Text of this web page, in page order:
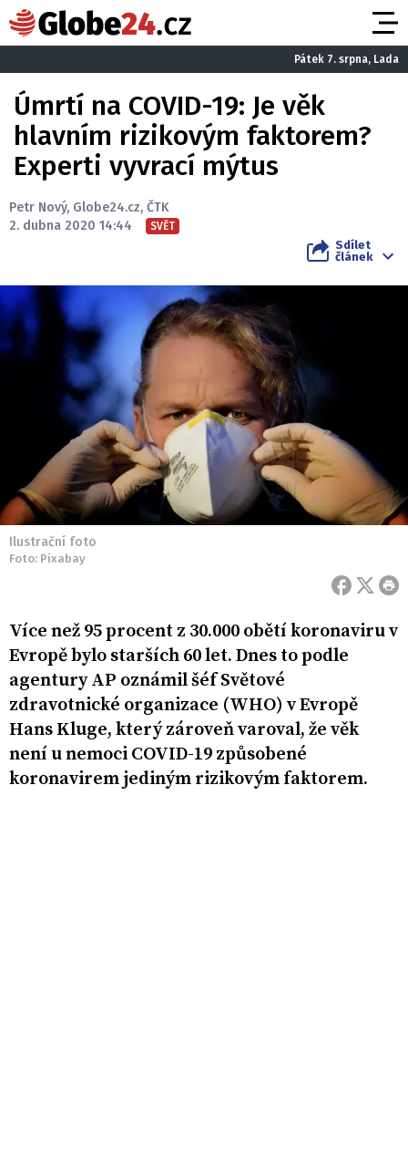
Pátek 7. srpna, Lada
Úmrtí na COVID-19: Je věk
hlavním rizikovým faktorem?
Experti vyvrací mýtus
Petr Nový, Globe24.cz, ČTK
2. dubna 2020 14:44
SVĚT
Sdílet
článek
Ilustrační foto
Foto: Pixabay
Více než 95 procent z 30.000 obětí koronaviru v
Evropě bylo starších 60 let. Dnes to podle
agentury AP oznámil šéf Světové
zdravotnické organizace (WHO) v Evropě
Hans Kluge, který zároveň varoval, že věk
není u nemoci COVID-19 způsobené
koronavirem jediným rizikovým faktorem.